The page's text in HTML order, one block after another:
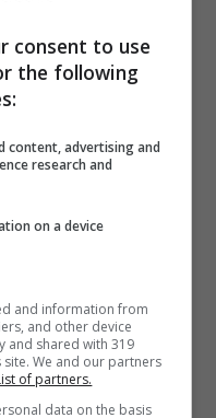
in Borsa di
legata a
applicazioni
anche il suo
di dollari).
consent to use
the following
content, advertising and
research and
on a device
and information from
and other device
and shared with 319
We and our partners
of partners.
data on the basis